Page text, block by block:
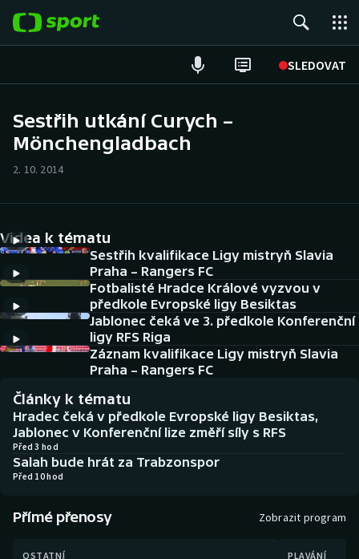
SLEDOVAT
Hokej
Cyklistika
DALŠÍ SPORTY
Americký fotbal
Baseball a softbal
Basketbal
Biatlon
Box
NEPŘEHLÉDNĚTE
Historické návraty
Aplikace ČT sport
Sestřih utkání Curych –
Mönchengladbach
2. 10. 2014
Videa k tématu
Sestřih kvalifikace Ligy mistryň Slavia
Praha – Rangers FC
Fotbalisté Hradce Králové vyzvou v
předkole Evropské ligy Besiktas
Jablonec čeká ve 3. předkole Konferenční
ligy RFS Riga
Záznam kvalifikace Ligy mistryň Slavia
Praha – Rangers FC
Články k tématu
Hradec čeká v předkole Evropské ligy Besiktas,
Jablonec v Konferenční lize změří síly s RFS
Před 3 hod
Salah bude hrát za Trabzonspor
Před 10 hod
Přímé přenosy Zobrazit program
OSTATNÍ PLAVÁNÍ